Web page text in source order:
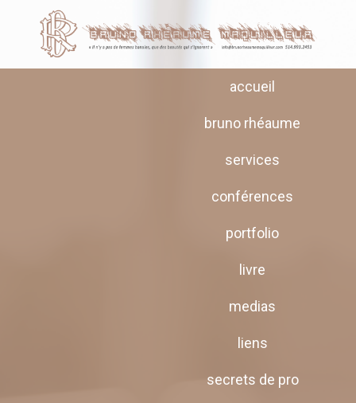
accueil
bruno rhéaume
services
conférences
portfolio
livre
medias
liens
secrets de pro